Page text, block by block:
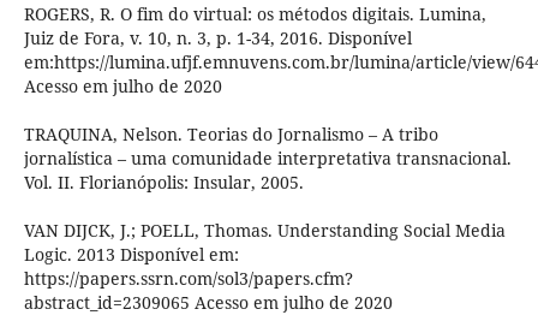
ROGERS, R. O fim do virtual: os métodos digitais. Lumina,
Juiz de Fora, v. 10, n. 3, p. 1-34, 2016. Disponível
em:https://lumina.ufjf.emnuvens.com.br/lumina/article/view/
Acesso em julho de 2020
TRAQUINA, Nelson. Teorias do Jornalismo – A tribo
jornalística – uma comunidade interpretativa transnacional.
Vol. II. Florianópolis: Insular, 2005.
VAN DIJCK, J.; POELL, Thomas. Understanding Social Media
Logic. 2013 Disponível em:
https://papers.ssrn.com/sol3/papers.cfm?
abstract_id=2309065 Acesso em julho de 2020